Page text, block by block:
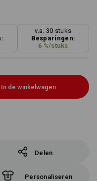
v.a. 30 stuks
Besparingen:
6 %/stuks
In de winkelwagen
Delen
Personaliseren